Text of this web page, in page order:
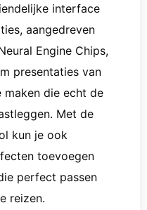
interface
aangedreven
Engine Chips,
presentaties van
die echt de
Met de
kun je ook
toevoegen
perfect passen
reizen.